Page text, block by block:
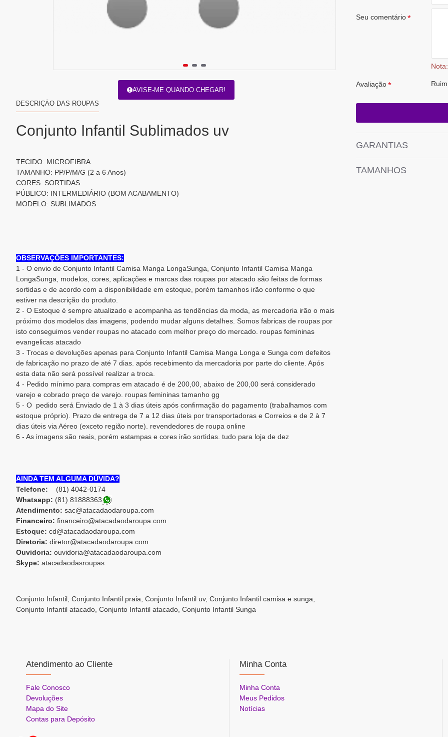
AVISE-ME QUANDO CHEGAR!
DESCRIÇÃO DAS ROUPAS
Conjunto Infantil Sublimados uv
TECIDO: MICROFIBRA
TAMANHO: PP/P/M/G (2 a 6 Anos)
CORES: SORTIDAS
PÚBLICO: INTERMEDIÁRIO (BOM ACABAMENTO)
MODELO: SUBLIMADOS
OBSERVAÇÕES IMPORTANTES:
1 - O envio de Conjunto Infantil Camisa Manga LongaSunga, Conjunto Infantil Camisa Manga
LongaSunga, modelos, cores, aplicações e marcas das roupas por atacado são feitas de formas
sortidas e de acordo com a disponibilidade em estoque, porém tamanhos irão conforme o que
estiver na descrição do produto.
2 - O Estoque é sempre atualizado e acompanha as tendências da moda, as mercadoria irão o mais
próximo dos modelos das imagens, podendo mudar alguns detalhes. Somos fabricas de roupas por
isto conseguimos vender roupas no atacado com melhor preço do mercado. roupas femininas
evangelicas atacado
3 - Trocas e devoluções apenas para Conjunto Infantil Camisa Manga Longa e Sunga com defeitos
de fabricação no prazo de até 7 dias. após recebimento da mercadoria por parte do cliente. Após
esta data não será possível realizar a troca.
4 - Pedido mínimo para compras em atacado é de 200,00, abaixo de 200,00 será considerado
varejo e cobrado preço de varejo. roupas femininas tamanho gg
5 - O pedido será Enviado de 1 à 3 dias úteis após confirmação do pagamento (trabalhamos com
estoque próprio). Prazo de entrega de 7 a 12 dias úteis por transportadoras e Correios e de 2 à 7
dias úteis via Aéreo (exceto região norte). revendedores de roupa online
6 - As imagens são reais, porém estampas e cores irão sortidas. tudo para loja de dez
AINDA TEM ALGUMA DÚVIDA?
Telefone: (81) 4042-0174
Whatsapp: (81) 81888363
Atendimento: sac@atacadaodaroupa.com
Financeiro: financeiro@atacadaodaroupa.com
Estoque: cd@atacadaodaroupa.com
Diretoria: diretor@atacadaodaroupa.com
Ouvidoria: ouvidoria@atacadaodaroupa.com
Skype: atacadaodasroupas
Conjunto Infantil, Conjunto Infantil praia, Conjunto Infantil uv, Conjunto Infantil camisa e sunga,
Conjunto Infantil atacado, Conjunto Infantil atacado, Conjunto Infantil Sunga
Seu comentário
Nota:
Avaliação Ruim
GARANTIAS
TAMANHOS
Atendimento ao Cliente
Fale Conosco
Devoluções
Mapa do Site
Contas para Depósito
Minha Conta
Minha Conta
Meus Pedidos
Notícias